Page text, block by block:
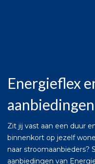
Energieflex
Zit jij vast aan een duur
binnenkort op jezelf
naar stroomaanbieders?
aanbiedingen van